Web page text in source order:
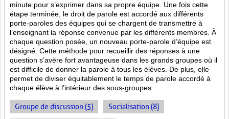
minute pour s’exprimer dans sa propre équipe. Une fois cette
étape terminée, le droit de parole est accordé aux différents
porte-paroles des équipes qui se chargent de transmettre à
l’enseignant la réponse convenue par les différents membres. À
chaque question posée, un nouveau porte-parole d’équipe est
désigné. Cette méthode pour recueillir des réponses à une
question s’avère fort avantageuse dans les grands groupes où il
est difficile de donner la parole à tous les élèves. De plus, elle
permet de diviser équitablement le temps de parole accordé à
chaque élève à l’intérieur des sous-groupes.
Groupe de discussion (5) Socialisation (8)